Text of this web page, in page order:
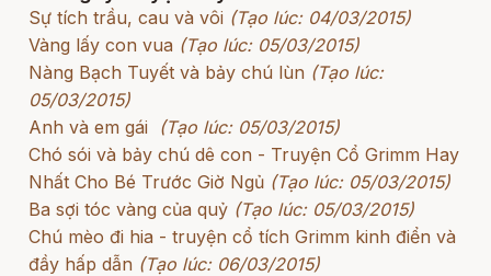
Sự tích trầu, cau và vôi (Tạo lúc: 04/03/2015)
Vàng lấy con vua (Tạo lúc: 05/03/2015)
Nàng Bạch Tuyết và bảy chú lùn (Tạo lúc:
05/03/2015)
Anh và em gái
(Tạo lúc: 05/03/2015)
Chó sói và bảy chú dê con - Truyện Cổ Grimm Hay
Nhất Cho Bé Trước Giờ Ngủ (Tạo lúc: 05/03/2015)
Ba sợi tóc vàng của quỷ (Tạo lúc: 05/03/2015)
Chú mèo đi hia - truyện cổ tích Grimm kinh điển và
đầy hấp dẫn (Tạo lúc: 06/03/2015)